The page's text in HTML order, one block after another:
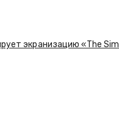
экранизацию «The